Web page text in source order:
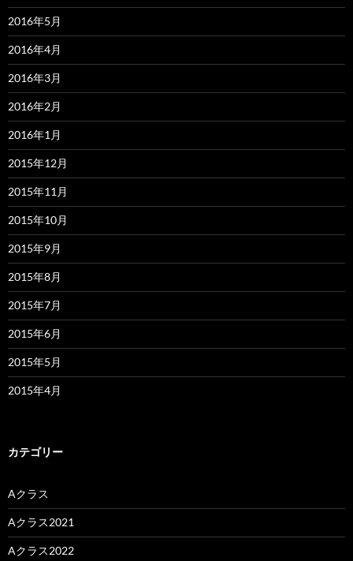
2016年5月
2016年4月
2016年3月
2016年2月
2016年1月
2015年12月
2015年11月
2015年10月
2015年9月
2015年8月
2015年7月
2015年6月
2015年5月
2015年4月
カテゴリー
Aクラス
Aクラス2021
Aクラス2022